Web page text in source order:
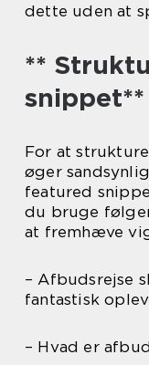
dette uden at
**
snippet**
For at
øger
featured
du bruge
at fremhæve
– Afbudsrejse
fantastisk
– Hvad er